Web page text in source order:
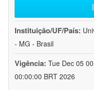
Instituição/UF/País:
- MG - Brasil
Vigência: Tue Dec 05
00:00:00 BRT 2026